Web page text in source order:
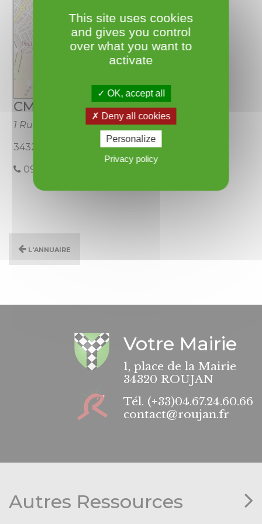
CM Coiffure
1 Rue Droite
34320 Roujan
09.84.08.00.17
L'annuaire
Votre Mairie
1, place de la Mairie
34320 ROUJAN
Tél. (+33)04.67.24.60.66
contact@roujan.fr
Autres Ressources
This site uses cookies
and gives you control
over what you want to
activate
OK, accept all
Deny all cookies
Personalize
Privacy policy